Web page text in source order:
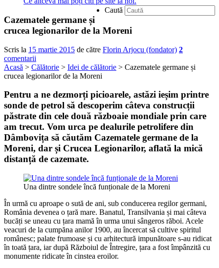
Caută
Cazematele germane și
crucea legionarilor de la Moreni
Scris la 15 martie 2015 de către Florin Arjocu (fondator) 2
comentarii
Acasă > Călătorie > Idei de călătorie > Cazematele germane și
crucea legionarilor de la Moreni
Pentru a ne dezmorți picioarele, astăzi ieșim printre
sonde de petrol să descoperim câteva construcții
păstrate din cele două războaie mondiale prin care
am trecut. Vom urca pe dealurile petrolifere din
Dâmbovița să căutăm Cazematele germane de la
Moreni, dar și Crucea Legionarilor, aflată la mică
distanță de cazemate.
Una dintre sondele încă funționale de la Moreni
În urmă cu aproape o sută de ani, sub conducerea regilor germani,
România devenea o țară mare. Banatul, Transilvania și mai câteva
bucăți se uneau cu țara mamă în urma unui sângeros răboi. Acele
veacuri de la cumpăna anilor 1900, au încercat să cultive spiritul
românesc; palate frumoase și cu arhitectură impunătoare s-au ridicat
în toată țara, iar după Războiul de Întregire, țara a fost împânzită cu
monumente ridicate în cinstea eroilor.